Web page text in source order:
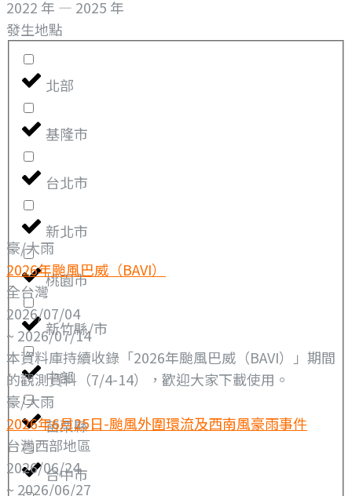
2022 年 — 2025 年
發生地點
北部
基隆市
台北市
新北市
桃園市
新竹縣/市
中部
苗栗縣
台中市
豪/大雨
2026年颱風巴威（BAVI）
全台灣
2026/07/04
~ 2026/07/14
本資料庫持續收錄「2026年颱風巴威（BAVI）」期間
的觀測資料（7/4-14），歡迎大家下載使用。
豪/大雨
2026年6月25日-颱風外圍環流及西南風豪雨事件
台灣西部地區
2026/06/24
~ 2026/06/27